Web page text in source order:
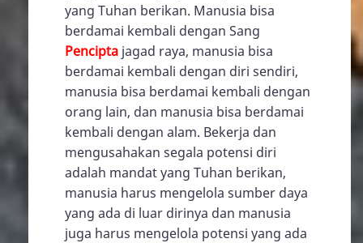
yang Tuhan berikan. Manusia bisa
berdamai kembali dengan Sang
Pencipta jagad raya, manusia bisa
berdamai kembali dengan diri sendiri,
manusia bisa berdamai kembali dengan
orang lain, dan manusia bisa berdamai
kembali dengan alam. Bekerja dan
mengusahakan segala potensi diri
adalah mandat yang Tuhan berikan,
manusia harus mengelola sumber daya
yang ada di luar dirinya dan manusia
juga harus mengelola potensi yang ada